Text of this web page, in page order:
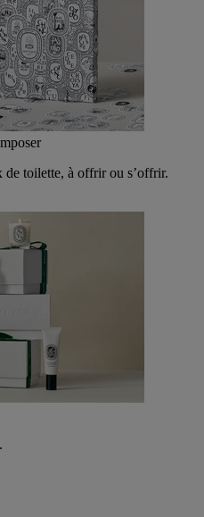
de toilette, à offrir ou s’offrir.